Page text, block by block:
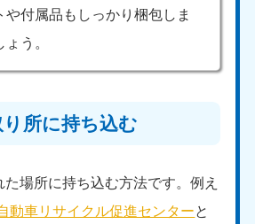
や付属品もしっかり梱包しま
ょう。
所に持ち込む
場所に持ち込む方法です。例え
動車リサイクル促進センターと